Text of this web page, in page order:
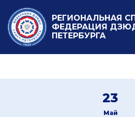
РЕГИОНАЛЬНАЯ
ФЕДЕРАЦИЯ
ПЕТЕРБУРГА
23
Май